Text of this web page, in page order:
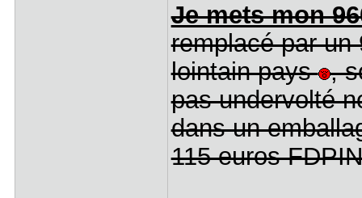
Je mets mon
remplacé par un
lointain pays ,
pas undervolté
dans un
115 euros